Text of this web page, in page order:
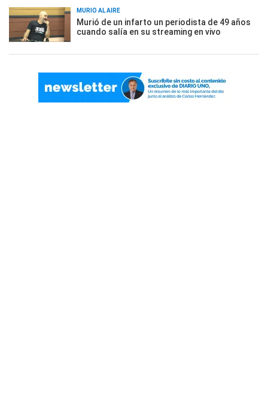
MURIÓ AL AIRE
Murió de un infarto un periodista de 49 años
cuando salía en su streaming en vivo